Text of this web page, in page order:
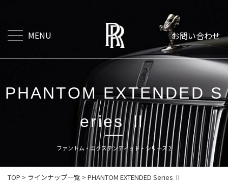
MENU お問い合わせ
PHANTOM EXTENDED S
eries Ⅱ
ファントム・エクステンディッド・シリーズ 2
TOP > ラインナップ一覧 > PHANTOM EXTENDED Series Ⅱ